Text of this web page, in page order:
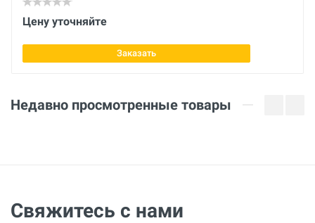
Цену уточняйте
Заказать
Недавно просмотренные товары
Свяжитесь с нами